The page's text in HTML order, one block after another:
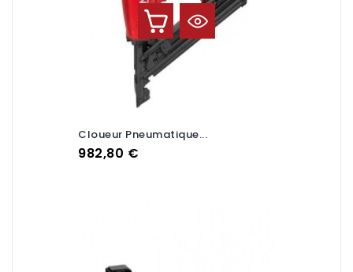
Cloueur Pneumatique...
Prix
982,80 €